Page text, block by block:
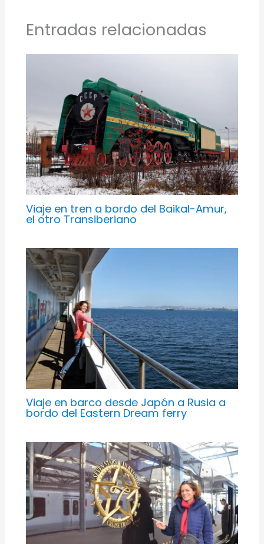
Entradas relacionadas
Viaje en tren a bordo del Baikal-Amur,
el otro Transiberiano
Viaje en barco desde Japón a Rusia a
bordo del Eastern Dream ferry